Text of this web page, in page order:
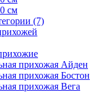
см
(7)
прихожая Айден
прихожая Бостон
прихожая Вега